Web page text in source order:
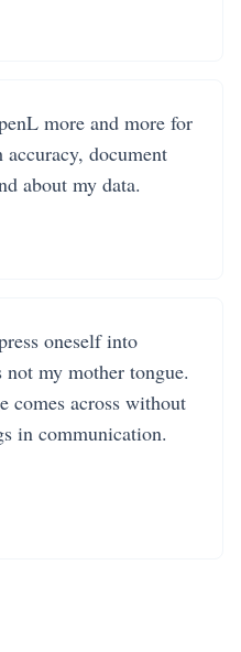
more and more for
document
about my data.
oneself into
my mother tongue.
comes across without
in communication.